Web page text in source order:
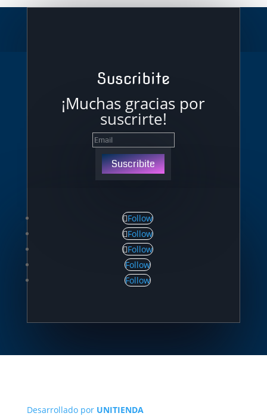
Suscribite
¡Muchas gracias por
suscrirte!
Suscribite
Follow
Follow
Follow
Follow
Follow
Desarrollado por UNITIENDA